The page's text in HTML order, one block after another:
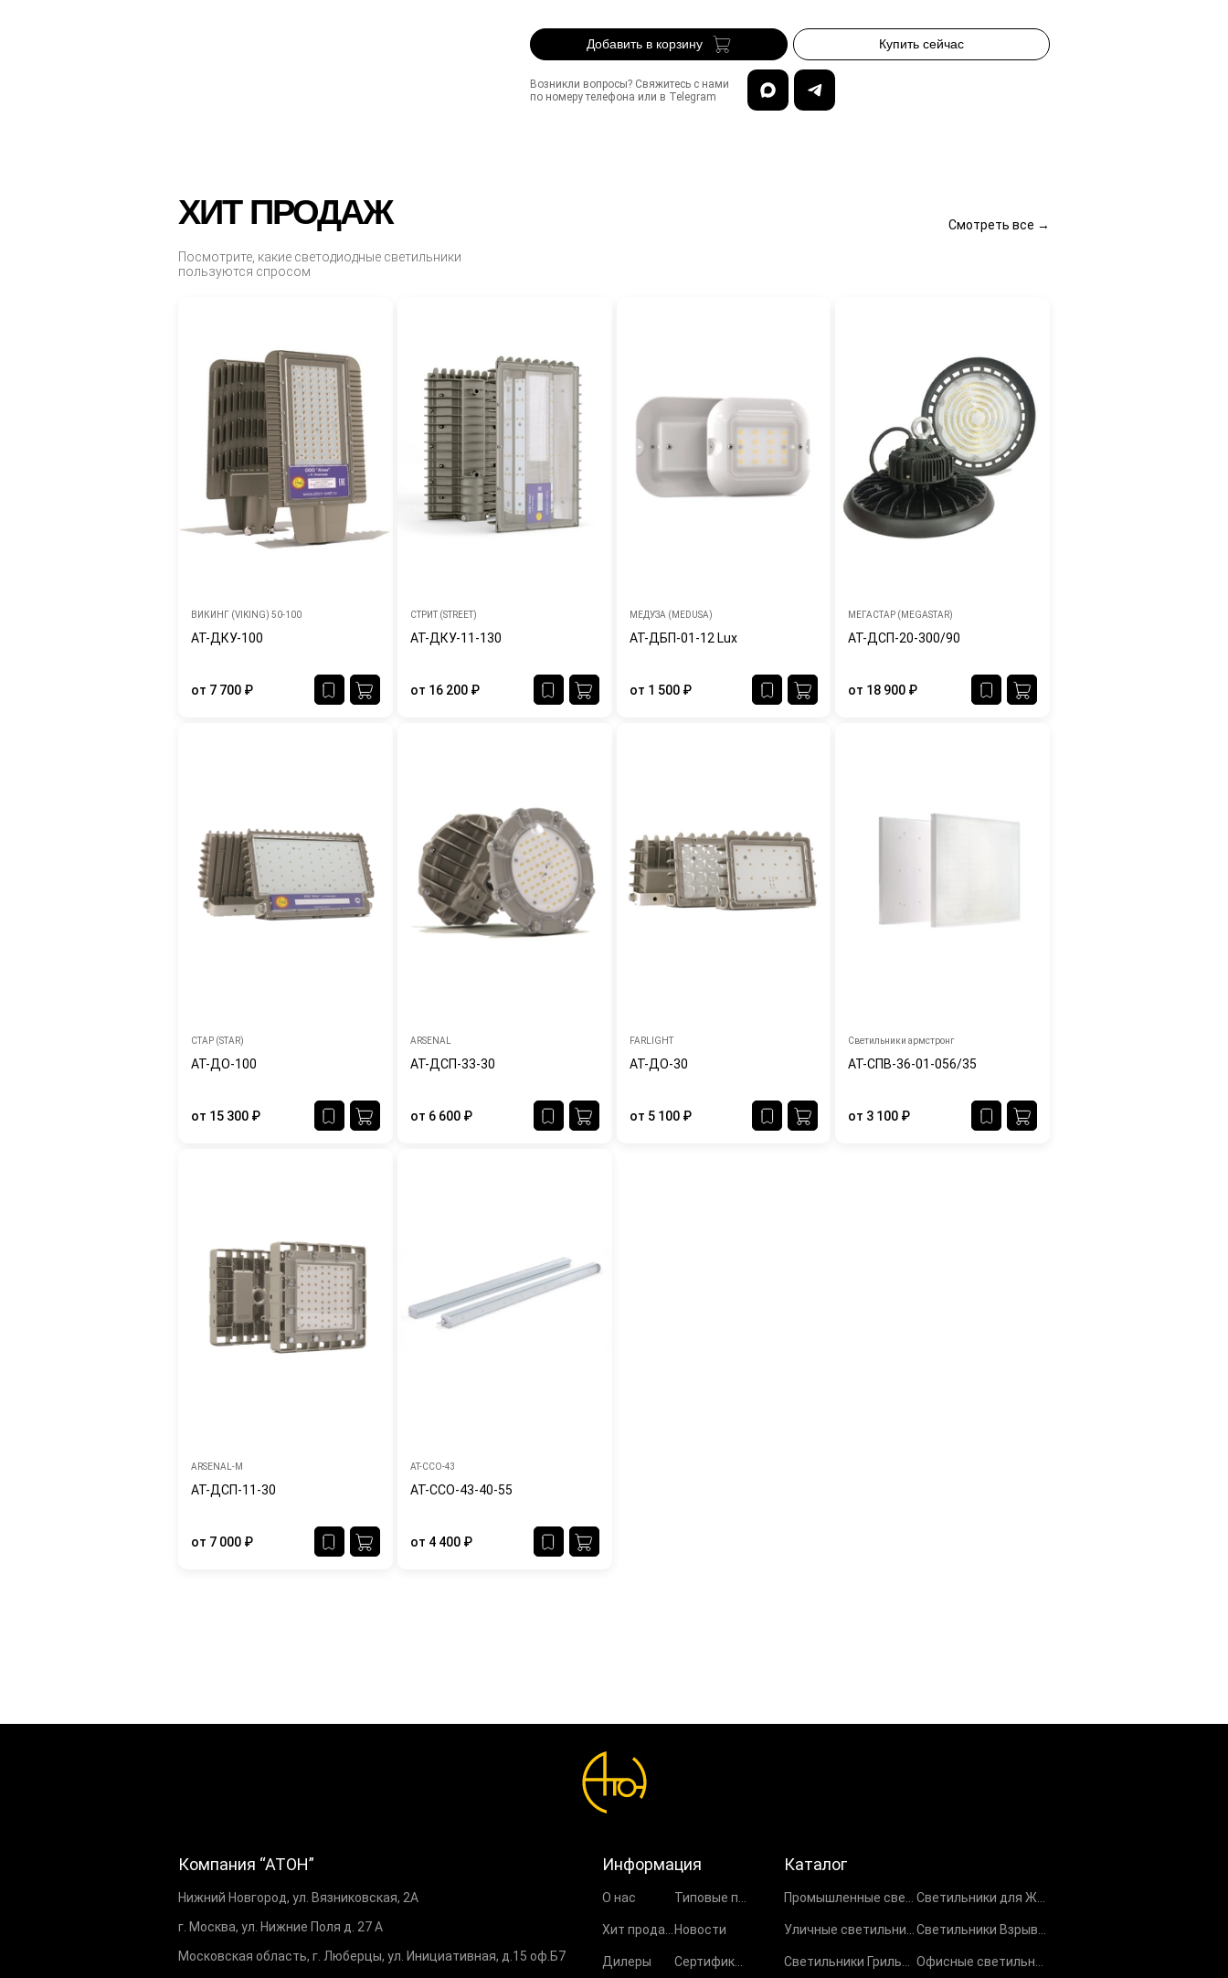
Добавить в корзину Купить сейчас
Возникли вопросы? Свяжитесь с нами
по номеру телефона или в Telegram
ХИТ ПРОДАЖ Смотреть все →
Посмотрите, какие светодиодные светильники
пользуются спросом
ВИКИНГ (VIKING) 50-100
АТ-ДКУ-100
от 7 700 ₽
СТРИТ (STREET)
АТ-ДКУ-11-130
от 16 200 ₽
МЕДУЗА (MEDUSA)
АТ-ДБП-01-12 Lux
от 1 500 ₽
МЕГАСТАР (MEGASTAR)
АТ-ДСП-20-300/90
от 18 900 ₽
СТАР (STAR)
АТ-ДО-100
от 15 300 ₽
ARSENAL
АТ-ДСП-33-30
от 6 600 ₽
FARLIGHT
АТ-ДО-30
от 5 100 ₽
Светильники армстронг
АТ-СПВ-36-01-056/35
от 3 100 ₽
ARSENAL-M
АТ-ДСП-11-30
от 7 000 ₽
АТ-ССО-43
АТ-ССО-43-40-55
от 4 400 ₽
Компания “АТОН”
Нижний Новгород, ул. Вязниковская, 2А
г. Москва, ул. Нижние Поля д. 27 А
Московская область, г. Люберцы, ул. Инициативная, д.15 оф.Б7
Информация
О нас Типовые проекты
Хит продаж Новости
Дилеры Сертификаты
Каталог
Промышленные светильники Светильники для ЖКХ
Уличные светильники Светильники Взрывозащищенные EX
Светильники Грильято Офисные светильники